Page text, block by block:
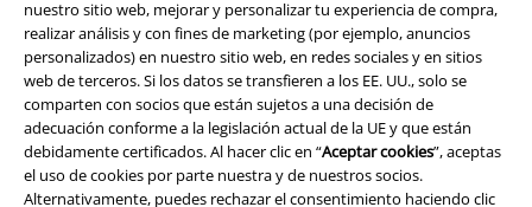
nuestro sitio web, mejorar y personalizar tu experiencia de compra,
realizar análisis y con fines de marketing (por ejemplo, anuncios
personalizados) en nuestro sitio web, en redes sociales y en sitios
web de terceros. Si los datos se transfieren a los EE. UU., solo se
comparten con socios que están sujetos a una decisión de
adecuación conforme a la legislación actual de la UE y que están
debidamente certificados. Al hacer clic en “Aceptar cookies”, aceptas
el uso de cookies por parte nuestra y de nuestros socios.
Alternativamente, puedes rechazar el consentimiento haciendo clic
Legal
Términos y Condiciones
Aviso Legal
Ley protección de datos